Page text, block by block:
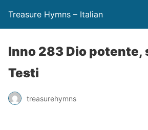
Treasure Hymns – Italian
Inno 283 Dio potente,
Testi
treasurehymns